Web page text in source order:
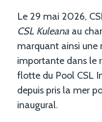
Le 29 mai 2026,
CSL Kuleana au
marquant ainsi une
importante dans le
flotte du Pool CSL
depuis pris la mer
inaugural.